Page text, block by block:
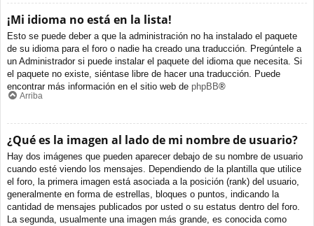
¡Mi idioma no está en la lista!
Esto se puede deber a que la administración no ha instalado el paquete
de su idioma para el foro o nadie ha creado una traducción. Pregúntele a
un Administrador si puede instalar el paquete del idioma que necesita. Si
el paquete no existe, siéntase libre de hacer una traducción. Puede
encontrar más información en el sitio web de phpBB®
Arriba
¿Qué es la imagen al lado de mi nombre de usuario?
Hay dos imágenes que pueden aparecer debajo de su nombre de usuario
cuando esté viendo los mensajes. Dependiendo de la plantilla que utilice
el foro, la primera imagen está asociada a la posición (rank) del usuario,
generalmente en forma de estrellas, bloques o puntos, indicando la
cantidad de mensajes publicados por usted o su estatus dentro del foro.
La segunda, usualmente una imagen más grande, es conocida como